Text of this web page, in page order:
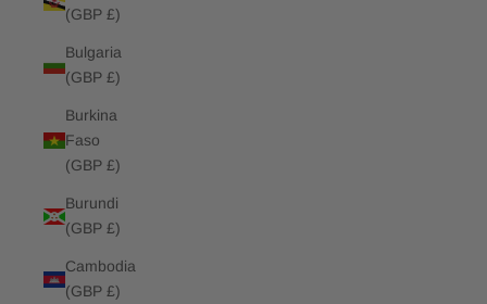
(GBP £)
Bulgaria
(GBP £)
Burkina
Faso
(GBP £)
Burundi
(GBP £)
Cambodia
(GBP £)